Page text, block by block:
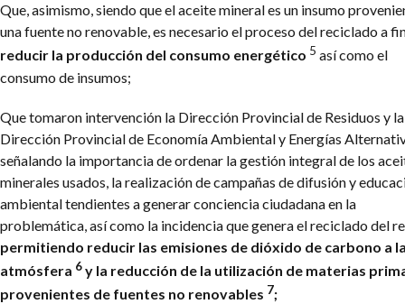
Que, asimismo, siendo que el aceite mineral es un insumo
una fuente no renovable, es necesario el proceso del reciclado a
reducir la producción del consumo energético 5 así como el
consumo de insumos;
Que tomaron intervención la Dirección Provincial de Residuos y la
Dirección Provincial de Economía Ambiental y Energías
señalando la importancia de ordenar la gestión integral de los
minerales usados, la realización de campañas de difusión y
ambiental tendientes a generar conciencia ciudadana en la
problemática, así como la incidencia que genera el reciclado del
permitiendo reducir las emisiones de dióxido de carbono a
atmósfera 6y la reducción de la utilización de materias
provenientes de fuentes no renovables 7;